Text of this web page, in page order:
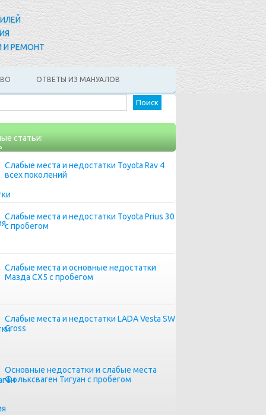
И РЕМОНТ
ОТВЕТЫ ИЗ МАНУАЛОВ
Найти:
статьи:
Слабые места и недостатки Toyota Rav 4
всех поколений
Слабые места и недостатки Toyota Prius 30
с пробегом
Слабые места и основные недостатки
Мазда СХ5 с пробегом
Слабые места и недостатки LADA Vesta SW
Cross
Основные недостатки и слабые места
Фольксваген Тигуан с пробегом